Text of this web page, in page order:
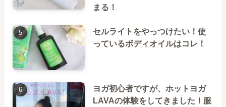
まる！
セルライトをやっつけたい！使
っているボディオイルはコレ！
ヨガ初心者ですが、ホットヨガ
LAVAの体験をしてきました！服